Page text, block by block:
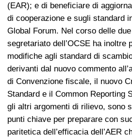
(EAR); e di beneficiare di
di cooperazione e sugli standard
Global Forum. Nel corso delle
segretariato dell’OCSE ha inoltre
modifiche agli standard di
derivanti dal nuovo commento
di Convenzione fiscale, il nuovo
Standard e il Common Reporting
gli altri argomenti di rilievo, sono
punti chiave per preparare con
paritetica dell’efficacia dell’AER